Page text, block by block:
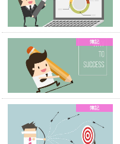
簿記
簿記